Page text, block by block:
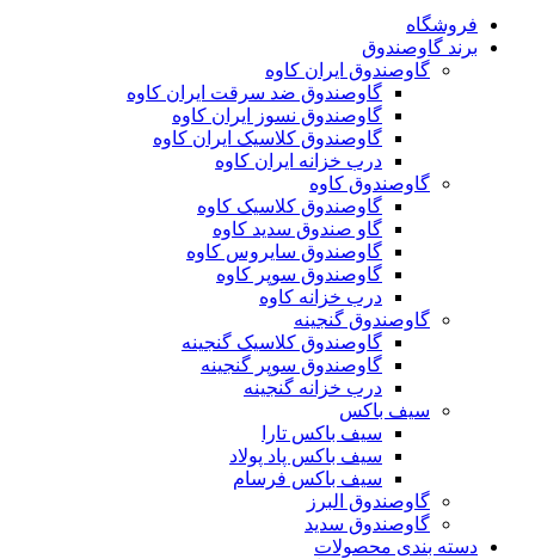
فروشگاه
برند گاوصندوق
گاوصندوق ایران کاوه
گاوصندوق ضد سرقت ایران کاوه
گاوصندوق نسوز ایران کاوه
گاوصندوق کلاسیک ایران کاوه
درب خزانه ایران کاوه
گاوصندوق کاوه
گاوصندوق کلاسیک کاوه
گاو صندوق سدید کاوه
گاوصندوق سایروس کاوه
گاوصندوق سوپر کاوه
درب خزانه کاوه
گاوصندوق گنجینه
گاوصندوق کلاسیک گنجینه
گاوصندوق سوپر گنجینه
درب خزانه گنجینه
سیف باکس
سیف باکس تارا
سیف باکس پاد پولاد
سیف باکس فرسام
گاوصندوق البرز
گاوصندوق سدید
دسته بندی محصولات